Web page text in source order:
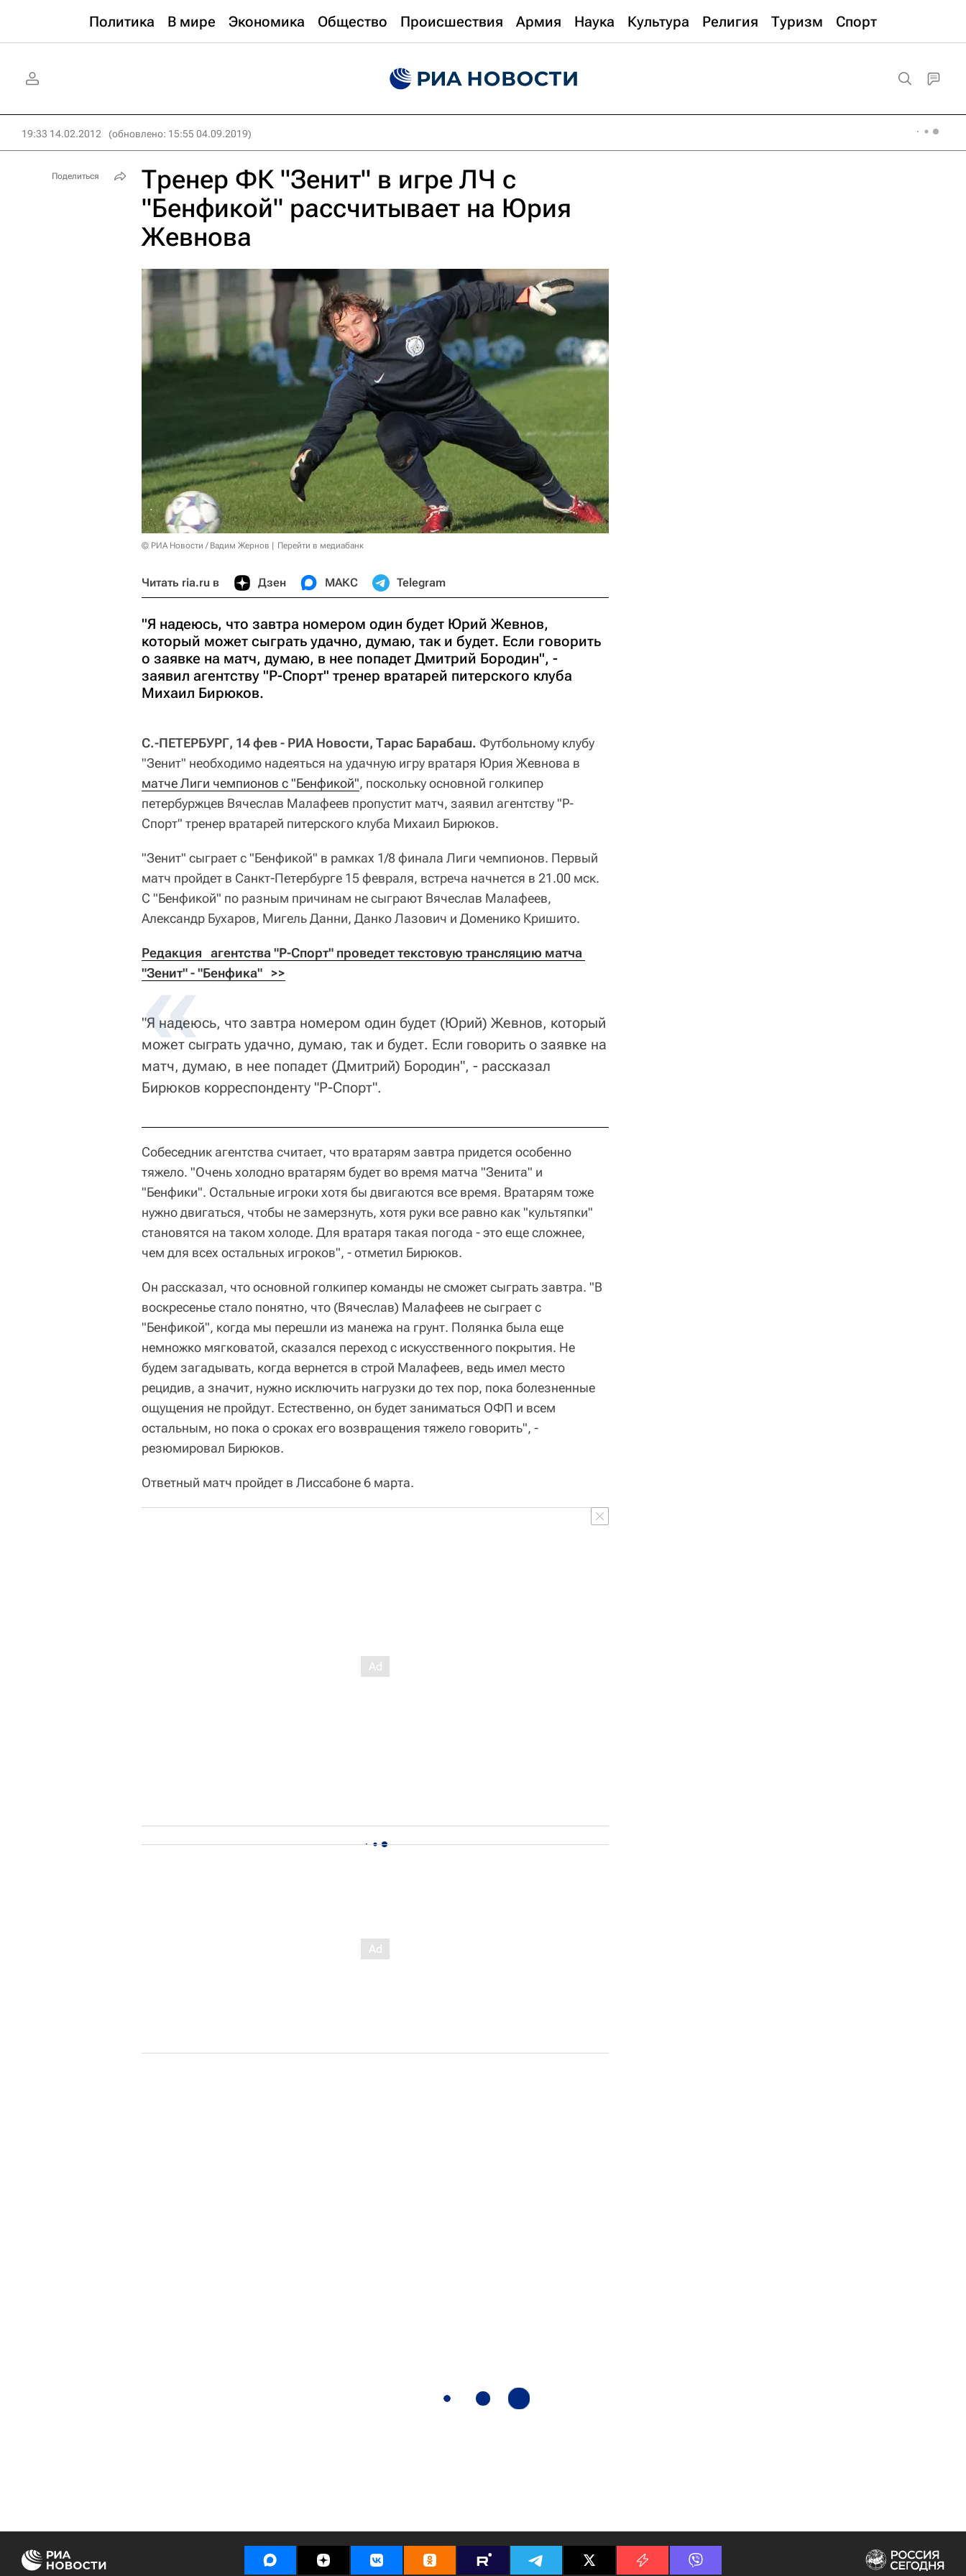
Политика В мире Экономика Общество Происшествия Армия Наука Культура Религия Туризм Спорт
19:33 14.02.2012 (обновлено: 15:55 04.09.2019)
Тренер ФК "Зенит" в игре ЛЧ с
"Бенфикой" рассчитывает на Юрия
Жевнова
© РИА Новости / Вадим Жернов Перейти в медиабанк
Читать ria.ru в Дзен МАКС Telegram
"Я надеюсь, что завтра номером один будет Юрий Жевнов,
который может сыграть удачно, думаю, так и будет. Если говорить
о заявке на матч, думаю, в нее попадет Дмитрий Бородин", -
заявил агентству "Р-Спорт" тренер вратарей питерского клуба
Михаил Бирюков.
С.-ПЕТЕРБУРГ, 14 фев - РИА Новости, Тарас Барабаш. Футбольному клубу
"Зенит" необходимо надеяться на удачную игру вратаря Юрия Жевнова в
матче Лиги чемпионов с "Бенфикой", поскольку основной голкипер
петербуржцев Вячеслав Малафеев пропустит матч, заявил агентству "Р-
Спорт" тренер вратарей питерского клуба Михаил Бирюков.
"Зенит" сыграет с "Бенфикой" в рамках 1/8 финала Лиги чемпионов. Первый
матч пройдет в Санкт-Петербурге 15 февраля, встреча начнется в 21.00 мск.
С "Бенфикой" по разным причинам не сыграют Вячеслав Малафеев,
Александр Бухаров, Мигель Данни, Данко Лазович и Доменико Кришито.
Редакция   агентства "Р-Спорт" проведет текстовую трансляцию матча
"Зенит" - "Бенфика"   >>
"Я надеюсь, что завтра номером один будет (Юрий) Жевнов, который
может сыграть удачно, думаю, так и будет. Если говорить о заявке на
матч, думаю, в нее попадет (Дмитрий) Бородин", - рассказал
Бирюков корреспонденту "Р-Спорт".
Собеседник агентства считает, что вратарям завтра придется особенно
тяжело. "Очень холодно вратарям будет во время матча "Зенита" и
"Бенфики". Остальные игроки хотя бы двигаются все время. Вратарям тоже
нужно двигаться, чтобы не замерзнуть, хотя руки все равно как "культяпки"
становятся на таком холоде. Для вратаря такая погода - это еще сложнее,
чем для всех остальных игроков", - отметил Бирюков.
Он рассказал, что основной голкипер команды не сможет сыграть завтра. "В
воскресенье стало понятно, что (Вячеслав) Малафеев не сыграет с
"Бенфикой", когда мы перешли из манежа на грунт. Полянка была еще
немножко мягковатой, сказался переход с искусственного покрытия. Не
будем загадывать, когда вернется в строй Малафеев, ведь имел место
рецидив, а значит, нужно исключить нагрузки до тех пор, пока болезненные
ощущения не пройдут. Естественно, он будет заниматься ОФП и всем
остальным, но пока о сроках его возвращения тяжело говорить", -
резюмировал Бирюков.
Ответный матч пройдет в Лиссабоне 6 марта.
Поделиться